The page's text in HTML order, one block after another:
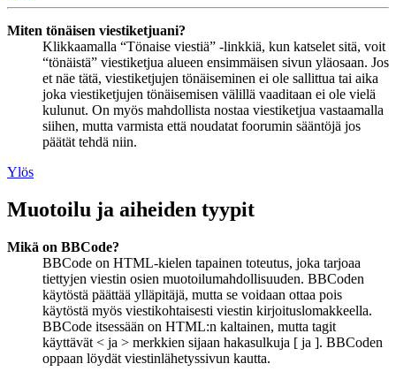
Miten tönäisen viestiketjuani?
Klikkaamalla “Tönaise viestiä” -linkkiä, kun katselet sitä, voit
“tönäistä” viestiketjua alueen ensimmäisen sivun yläosaan. Jos
et näe tätä, viestiketjujen tönäiseminen ei ole sallittua tai aika
joka viestiketjujen tönäisemisen välillä vaaditaan ei ole vielä
kulunut. On myös mahdollista nostaa viestiketjua vastaamalla
siihen, mutta varmista että noudatat foorumin sääntöjä jos
päätät tehdä niin.
Ylös
Muotoilu ja aiheiden tyypit
Mikä on BBCode?
BBCode on HTML-kielen tapainen toteutus, joka tarjoaa
tiettyjen viestin osien muotoilumahdollisuuden. BBCoden
käytöstä päättää ylläpitäjä, mutta se voidaan ottaa pois
käytöstä myös viestikohtaisesti viestin kirjoituslomakkeella.
BBCode itsessään on HTML:n kaltainen, mutta tagit
käyttävät < ja > merkkien sijaan hakasulkuja [ ja ]. BBCoden
oppaan löydät viestinlähetyssivun kautta.